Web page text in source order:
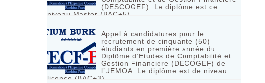
(DESCOGEF). Le diplôme est de
niveau Master (BAC+5)
Appel à candidatures pour le
recrutement de cinquante (50)
étudiants en première année du
Diplôme d’Etudes de Comptabilité et
Gestion Financière (DECOGEF) de
l’UEMOA. Le diplôme est de niveau
licence (BAC+3)